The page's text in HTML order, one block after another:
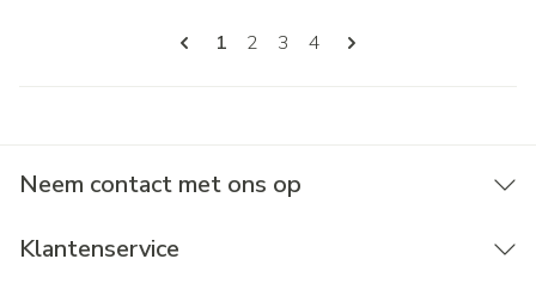
Pagina's
U lees momenteel pagina
1 Pagina
2 Pagina
3 Pagina
4
Neem contact met ons op
Klantenservice